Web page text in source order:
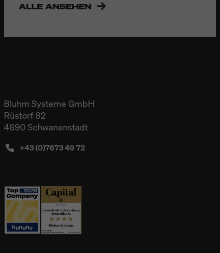
ALLE ANSEHEN
Bluhm Systeme GmbH
Rüstorf 82
4690 Schwanenstadt
+43 (0)7673 49 72